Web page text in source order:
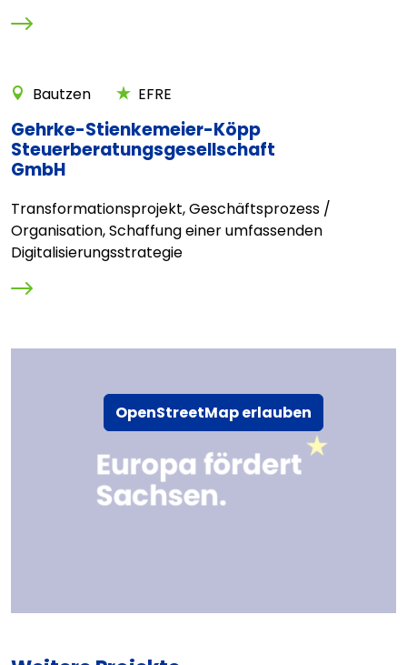
Bautzen EFRE
Gehrke-Stienkemeier-Köpp
Steuerberatungsgesellschaft
GmbH
Transformationsprojekt, Geschäftsprozess /
Organisation, Schaffung einer umfassenden
Digitalisierungsstrategie
OpenStreetMap erlauben